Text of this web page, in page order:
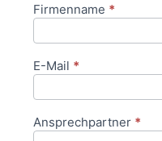
Anfrageformular
Firmenname *
E-Mail *
Ansprechpartner *